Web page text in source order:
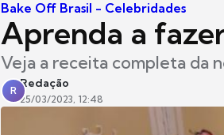
Bake Off Brasil - Celebridades
Aprenda a
Veja a receita completa da
R
Redação
25/03/2023, 12:48